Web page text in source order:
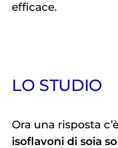
efficace.
LO STUDIO
Ora una risposta
isoflavoni di soia